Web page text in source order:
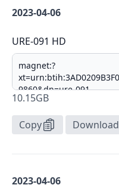
2023-04-06
URE-091 HD
10.15GB
Copy Download
2023-04-06